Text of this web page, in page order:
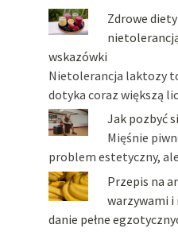
Zdrowe
wskazówki
Nietolerancja laktozy
dotyka coraz większą
Jak pozbyć
Mięśnie
problem estetyczny,
Przepis na
warzywami
danie pełne